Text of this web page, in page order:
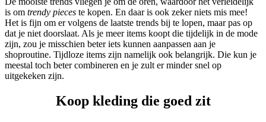
is om trendy pieces te kopen. En daar is ook zeker niets mis mee!
Het is fijn om er volgens de laatste trends bij te lopen, maar pas op
dat je niet doorslaat. Als je meer items koopt die tijdelijk in de mode
zijn, zou je misschien beter iets kunnen aanpassen aan je
shoproutine. Tijdloze items zijn namelijk ook belangrijk. Die kun je
meestal toch beter combineren en je zult er minder snel op
uitgekeken zijn.
Koop kleding die goed zit